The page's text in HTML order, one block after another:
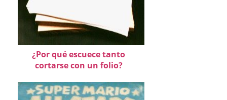
¿Por qué escuece tanto
cortarse con un folio?